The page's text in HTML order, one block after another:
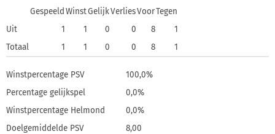
Gespeeld WinstGelijkVerliesVoorTegen
Uit
1 1 0 0 8
1
Totaal
1 1 0 0 8 1
Winstpercentage PSV
100,0%
Percentage gelijkspel
0,0%
Winstpercentage Helmond
0,0%
Doelgemiddelde PSV
8,00